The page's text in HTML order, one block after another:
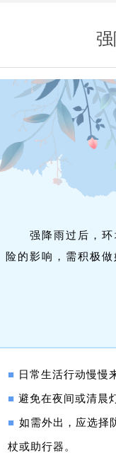
强降雨过后，
险的影响，需积极
■ 日常生活行动慢慢
■ 避免在夜间或清晨
■ 如需外出，应选择
杖或助行器。